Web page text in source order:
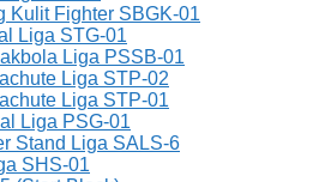
Kulit Fighter SBGK-01
Liga STG-01
Liga PSSB-01
Liga STP-02
Liga STP-01
Liga PSG-01
Stand Liga SALS-6
SHS-01